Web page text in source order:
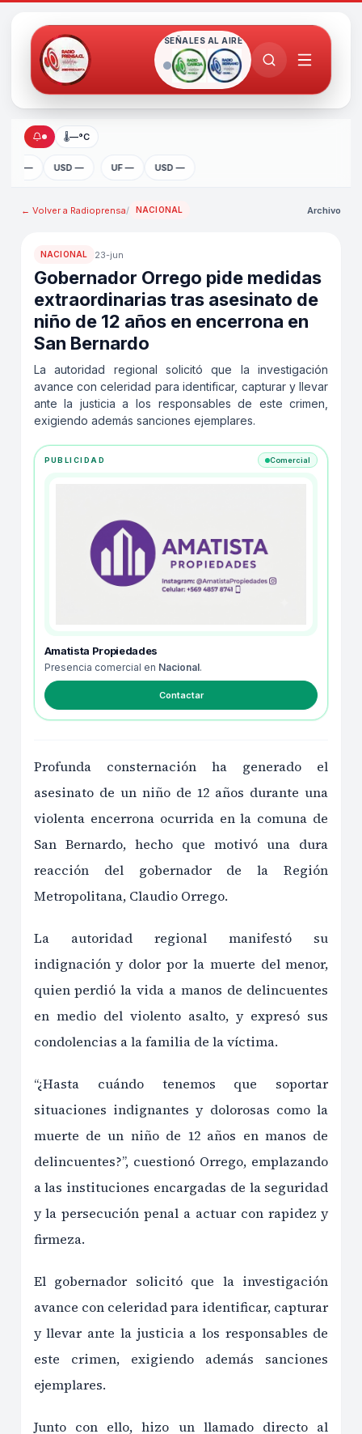
SEÑALES AL AIRE
🌡—°C
UF — USD — UF — USD —
← Volver a Radioprensa/ NACIONAL Archivo
NACIONAL 23-jun
Gobernador Orrego pide medidas
extraordinarias tras asesinato de
niño de 12 años en encerrona en
San Bernardo
La autoridad regional solicitó que la investigación
avance con celeridad para identificar, capturar y llevar
ante la justicia a los responsables de este crimen,
exigiendo además sanciones ejemplares.
PUBLICIDAD Comercial
Amatista Propiedades
Presencia comercial en Nacional.
Contactar
Profunda consternación ha generado el
asesinato de un niño de 12 años durante una
violenta encerrona ocurrida en la comuna de
San Bernardo, hecho que motivó una dura
reacción del gobernador de la Región
Metropolitana, Claudio Orrego.
La autoridad regional manifestó su
indignación y dolor por la muerte del menor,
quien perdió la vida a manos de delincuentes
en medio del violento asalto, y expresó sus
condolencias a la familia de la víctima.
“¿Hasta cuándo tenemos que soportar
situaciones indignantes y dolorosas como la
muerte de un niño de 12 años en manos de
delincuentes?”, cuestionó Orrego, emplazando
a las instituciones encargadas de la seguridad
y la persecución penal a actuar con rapidez y
firmeza.
El gobernador solicitó que la investigación
avance con celeridad para identificar, capturar
y llevar ante la justicia a los responsables de
este crimen, exigiendo además sanciones
ejemplares.
Junto con ello, hizo un llamado directo al